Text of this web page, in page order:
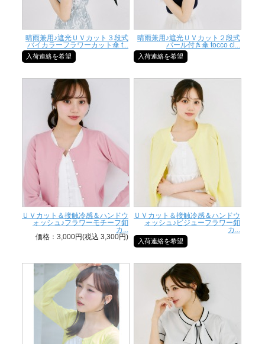
晴雨兼用♪遮光ＵＶカット３段式
バイカラーフラワーカット傘 t...
入荷連絡を希望
晴雨兼用♪遮光ＵＶカット２段式
パール付き傘 tocco cl...
入荷連絡を希望
ＵＶカット＆接触冷感＆ハンドウ
ォッシュ♪フラワーモチーフ釦
カ...
価格：3,000円(税込 3,300円)
ＵＶカット＆接触冷感＆ハンドウ
ォッシュ♪ビジューフラワー釦
カ...
入荷連絡を希望